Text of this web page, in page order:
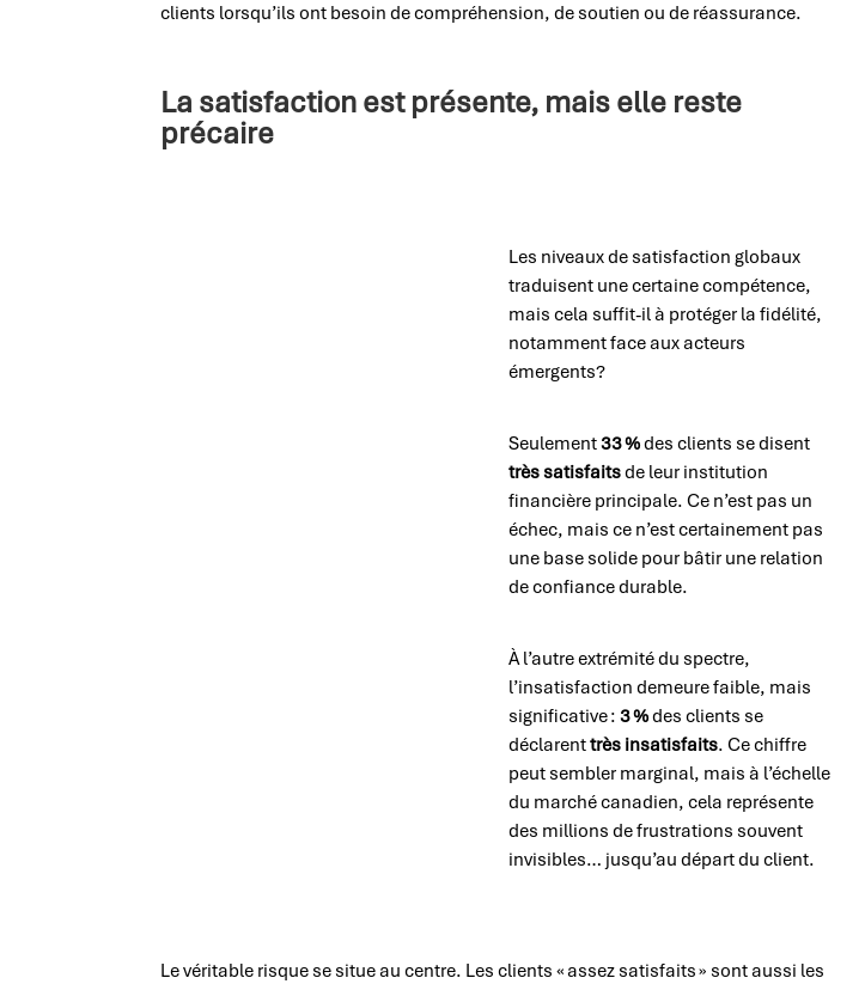
clients lorsqu’ils ont besoin de compréhension, de soutien ou de réassurance.
La satisfaction est présente, mais elle reste
précaire
Les niveaux de satisfaction globaux
traduisent une certaine compétence,
mais cela suffit-il à protéger la fidélité,
notamment face aux acteurs
émergents?
Seulement33 %des clients se disent
trèssatisfaitsde leur institution
financière principale. Ce n’est pas un
échec, mais ce n’est certainement pas
une base solide pour bâtir une relation
de confiance durable.
À l’autre extrémité du spectre,
l’insatisfaction demeure faible, mais
significative :3 %des clients se
déclarenttrès insatisfaits. Ce chiffre
peut sembler marginal, mais à l’échelle
du marché canadien, cela représente
des millions de frustrations souvent
invisibles… jusqu’au départ du client.
Le véritable risque se situe au centre. Les clients « assez satisfaits » sont aussi les